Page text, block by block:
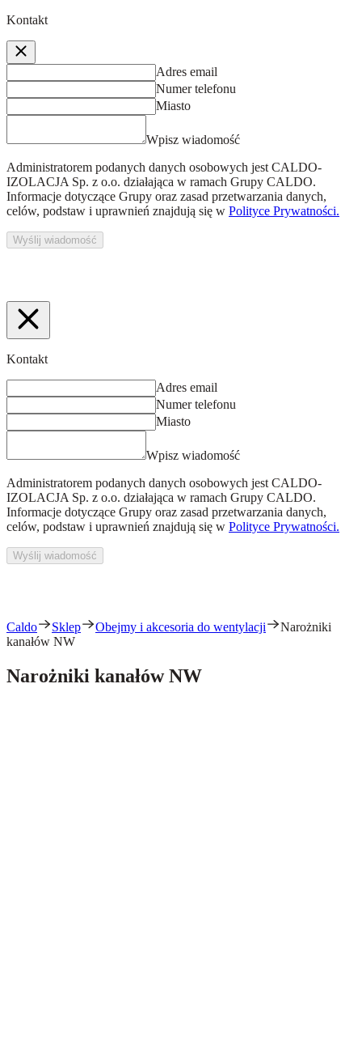
Kontakt
Adres email
Numer telefonu
Miasto
Wpisz wiadomość
Administratorem podanych danych osobowych jest CALDO-
IZOLACJA Sp. z o.o. działająca w ramach Grupy CALDO.
Informacje dotyczące Grupy oraz zasad przetwarzania danych,
celów, podstaw i uprawnień znajdują się w Polityce Prywatności.
Wyślij wiadomość
Kontakt
Adres email
Numer telefonu
Miasto
Wpisz wiadomość
Administratorem podanych danych osobowych jest CALDO-
IZOLACJA Sp. z o.o. działająca w ramach Grupy CALDO.
Informacje dotyczące Grupy oraz zasad przetwarzania danych,
celów, podstaw i uprawnień znajdują się w Polityce Prywatności.
Wyślij wiadomość
Caldo Sklep Obejmy i akcesoria do wentylacji
Narożniki
kanałów NW
Narożniki kanałów NW